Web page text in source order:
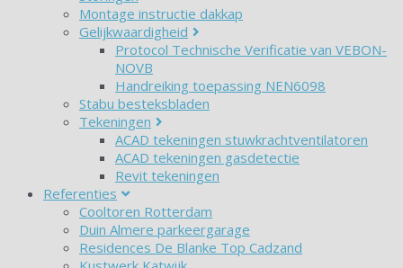
Montage instructie dakkap
Gelijkwaardigheid
Protocol Technische Verificatie van VEBON-
NOVB
Handreiking toepassing NEN6098
Stabu besteksbladen
Tekeningen
ACAD tekeningen stuwkrachtventilatoren
ACAD tekeningen gasdetectie
Revit tekeningen
Referenties
Cooltoren Rotterdam
Duin Almere parkeergarage
Residences De Blanke Top Cadzand